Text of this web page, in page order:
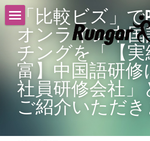
トップ
サービス
ニュース
採用情報
「比較ビズ」で
オンライン中国
チングを「【実
富】中国語研修
社員研修会社」
ご紹介いただき